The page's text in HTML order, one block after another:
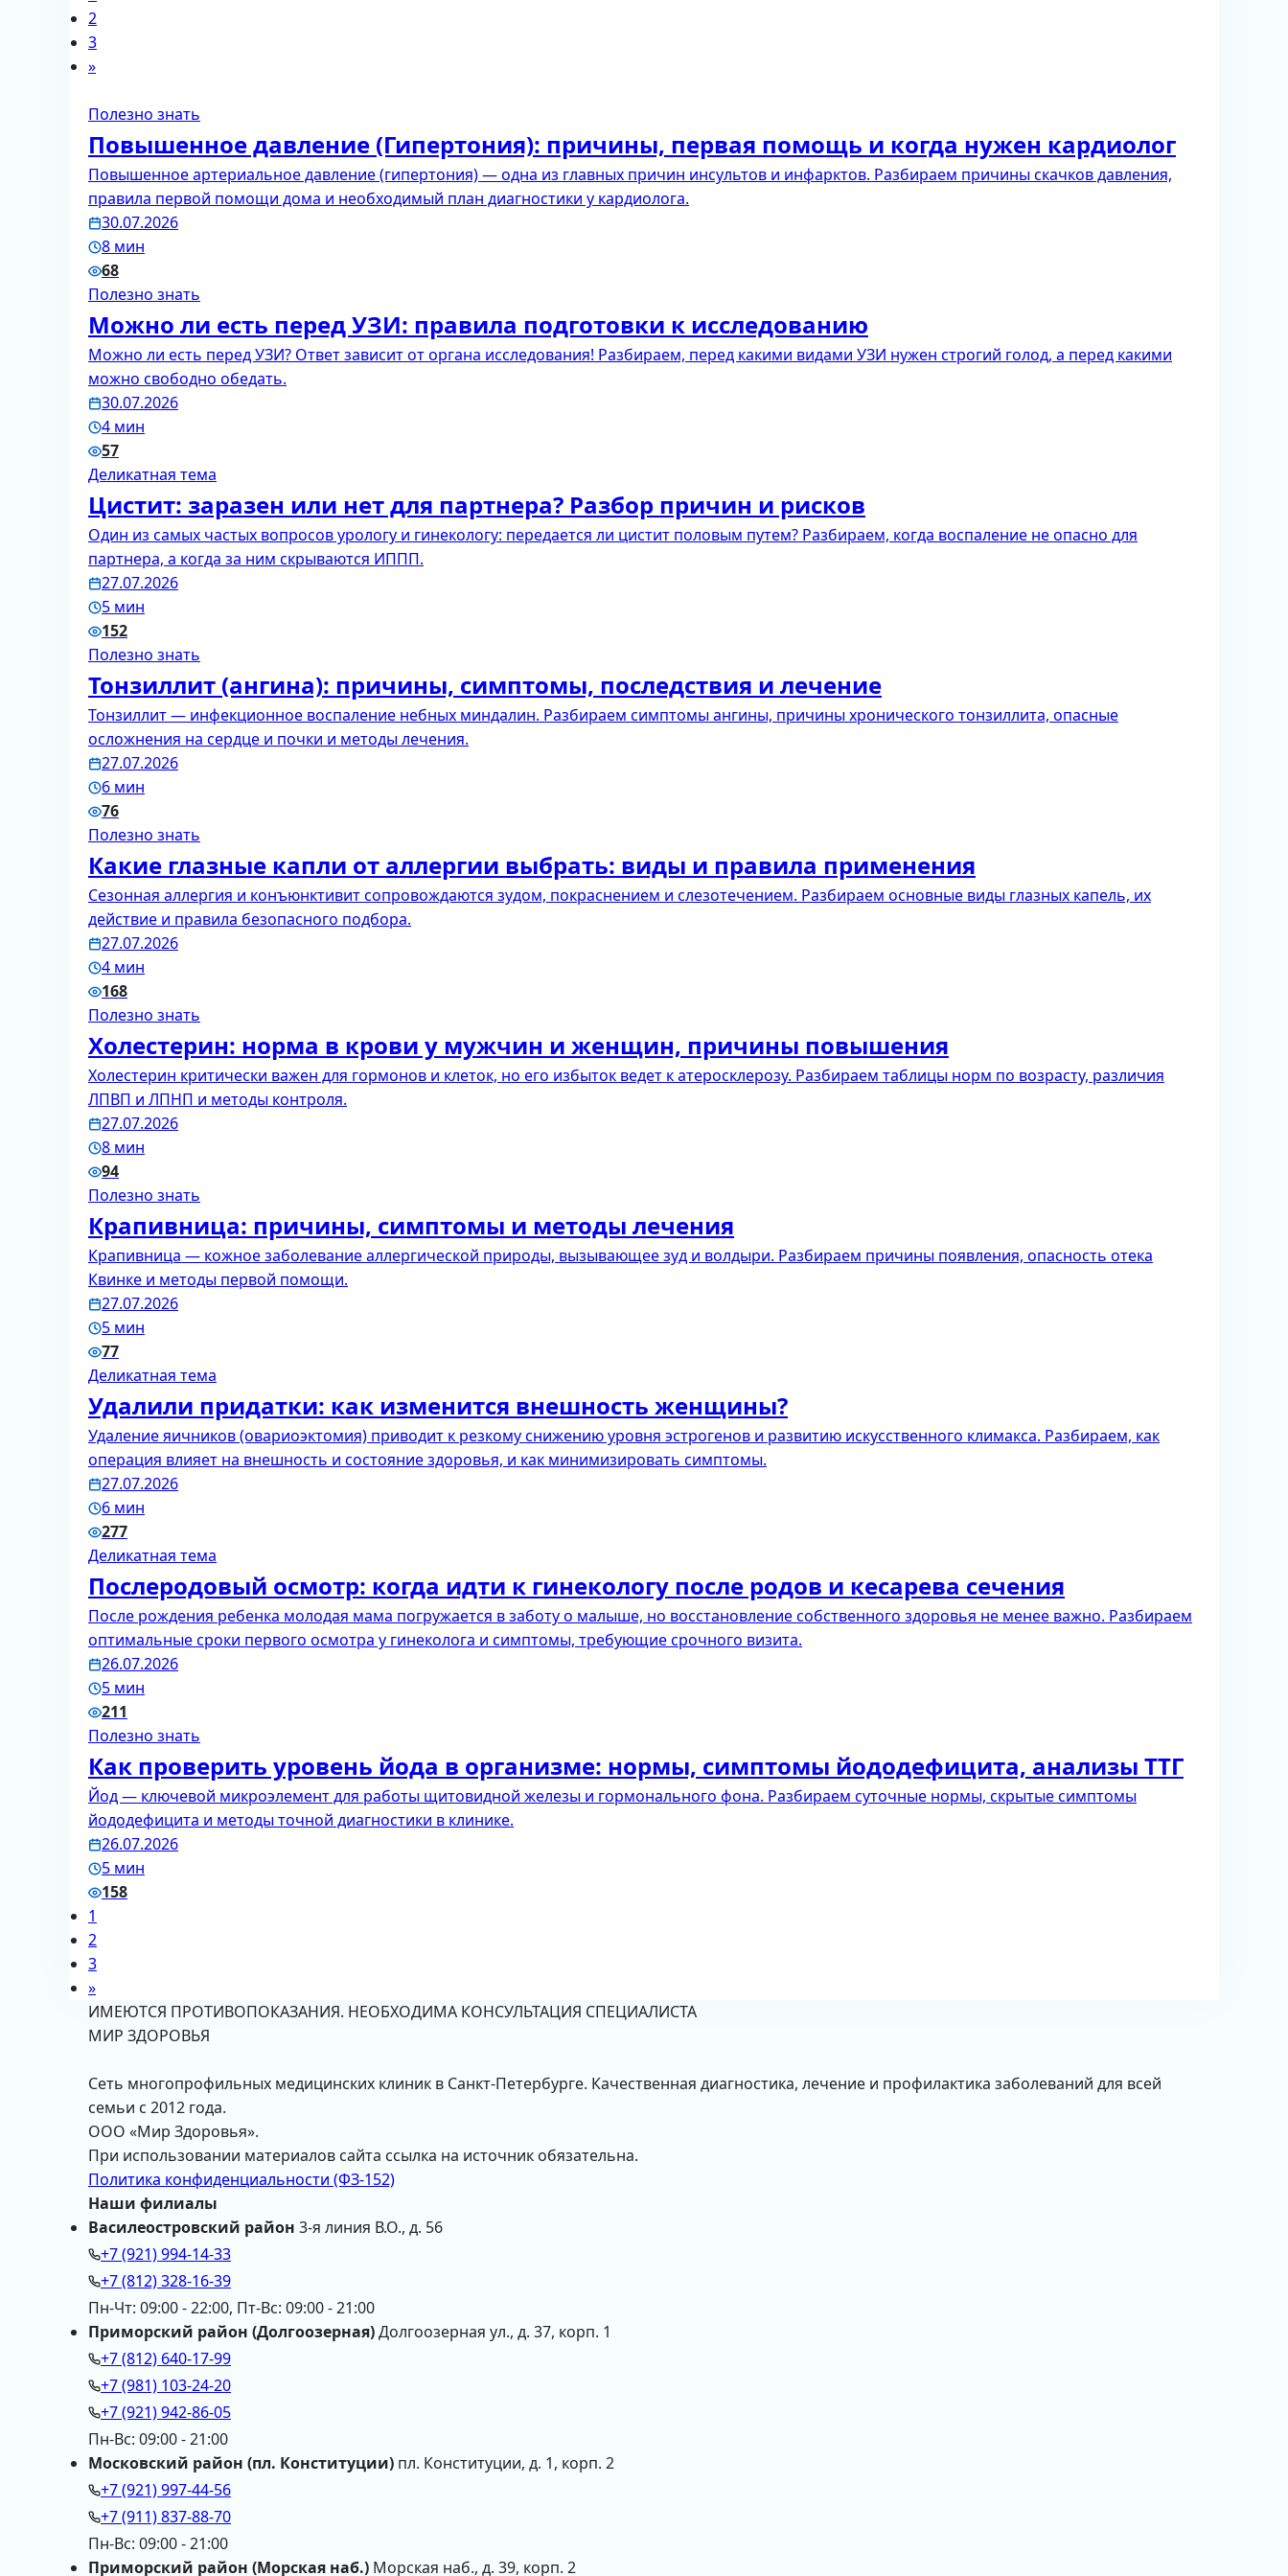
2
3
»
Полезно знать
Повышенное давление (Гипертония): причины, первая помощь и когда нужен кардиолог
Повышенное артериальное давление (гипертония) — одна из главных причин инсультов и инфарктов. Разбираем причины скачков давления,
правила первой помощи дома и необходимый план диагностики у кардиолога.
30.07.2026
8 мин
68
Полезно знать
Можно ли есть перед УЗИ: правила подготовки к исследованию
Можно ли есть перед УЗИ? Ответ зависит от органа исследования! Разбираем, перед какими видами УЗИ нужен строгий голод, а перед какими
можно свободно обедать.
30.07.2026
4 мин
57
Деликатная тема
Цистит: заразен или нет для партнера? Разбор причин и рисков
Один из самых частых вопросов урологу и гинекологу: передается ли цистит половым путем? Разбираем, когда воспаление не опасно для
партнера, а когда за ним скрываются ИППП.
27.07.2026
5 мин
152
Полезно знать
Тонзиллит (ангина): причины, симптомы, последствия и лечение
Тонзиллит — инфекционное воспаление небных миндалин. Разбираем симптомы ангины, причины хронического тонзиллита, опасные
осложнения на сердце и почки и методы лечения.
27.07.2026
6 мин
76
Полезно знать
Какие глазные капли от аллергии выбрать: виды и правила применения
Сезонная аллергия и конъюнктивит сопровождаются зудом, покраснением и слезотечением. Разбираем основные виды глазных капель, их
действие и правила безопасного подбора.
27.07.2026
4 мин
168
Полезно знать
Холестерин: норма в крови у мужчин и женщин, причины повышения
Холестерин критически важен для гормонов и клеток, но его избыток ведет к атеросклерозу. Разбираем таблицы норм по возрасту, различия
ЛПВП и ЛПНП и методы контроля.
27.07.2026
8 мин
94
Полезно знать
Крапивница: причины, симптомы и методы лечения
Крапивница — кожное заболевание аллергической природы, вызывающее зуд и волдыри. Разбираем причины появления, опасность отека
Квинке и методы первой помощи.
27.07.2026
5 мин
77
Деликатная тема
Удалили придатки: как изменится внешность женщины?
Удаление яичников (овариоэктомия) приводит к резкому снижению уровня эстрогенов и развитию искусственного климакса. Разбираем, как
операция влияет на внешность и состояние здоровья, и как минимизировать симптомы.
27.07.2026
6 мин
277
Деликатная тема
Послеродовый осмотр: когда идти к гинекологу после родов и кесарева сечения
После рождения ребенка молодая мама погружается в заботу о малыше, но восстановление собственного здоровья не менее важно. Разбираем
оптимальные сроки первого осмотра у гинеколога и симптомы, требующие срочного визита.
26.07.2026
5 мин
211
Полезно знать
Как проверить уровень йода в организме: нормы, симптомы йододефицита, анализы ТТГ
Йод — ключевой микроэлемент для работы щитовидной железы и гормонального фона. Разбираем суточные нормы, скрытые симптомы
йододефицита и методы точной диагностики в клинике.
26.07.2026
5 мин
158
1
2
3
»
ИМЕЮТСЯ ПРОТИВОПОКАЗАНИЯ. НЕОБХОДИМА КОНСУЛЬТАЦИЯ СПЕЦИАЛИСТА
МИР ЗДОРОВЬЯ
Сеть многопрофильных медицинских клиник в Санкт-Петербурге. Качественная диагностика, лечение и профилактика заболеваний для всей
семьи с 2012 года.
ООО «Мир Здоровья».
При использовании материалов сайта ссылка на источник обязательна.
Политика конфиденциальности (ФЗ-152)
Наши филиалы
Василеостровский район 3-я линия В.О., д. 56
+7 (921) 994-14-33
+7 (812) 328-16-39
Пн-Чт: 09:00 - 22:00, Пт-Вс: 09:00 - 21:00
Приморский район (Долгоозерная)Долгоозерная ул., д. 37, корп. 1
+7 (812) 640-17-99
+7 (981) 103-24-20
+7 (921) 942-86-05
Пн-Вс: 09:00 - 21:00
Московский район (пл. Конституции) пл. Конституции, д. 1, корп. 2
+7 (921) 997-44-56
+7 (911) 837-88-70
Пн-Вс: 09:00 - 21:00
Приморский район (Морская наб.) Морская наб., д. 39, корп. 2